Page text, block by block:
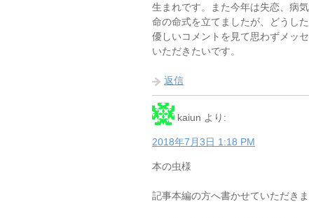
生まれです。また今年は失恋、病
命の命式を立てましたが、どうし
優しいコメントを見て思わずメッ
いただきたいです。
返信
kaiun より:
2018年7月3日 1:18 PM
本の虫様
記事本編の方へ書かせていただきま